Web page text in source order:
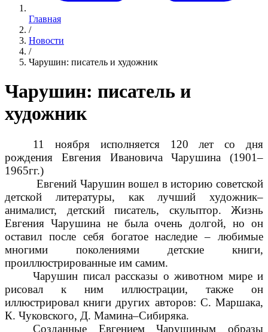
Главная
/
Новости
/
Чарушин: писатель и художник
Чарушин: писатель и
художник
11 ноября исполняется 120 лет со дня
рождения Евгения Ивановича Чарушина (1901–
1965гг.)
Евгений Чарушин вошел в историю советской
детской литературы, как лучший художник–
анималист, детский писатель, скульптор. Жизнь
Евгения Чарушина не была очень долгой, но он
оставил после себя богатое наследие – любимые
многими поколениями детские книги,
проиллюстрированные им самим.
Чарушин писал рассказы о животном мире и
рисовал к ним иллюстрации, также он
иллюстрировал книги других авторов: С. Маршака,
К. Чуковского, Д. Мамина–Сибиряка.
Созданные Евгением Чарушиным образы